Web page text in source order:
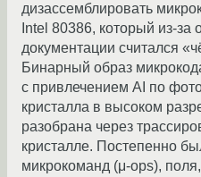
дизассемблировать
Intel 80386, который из-за
документации считался
Бинарный образ
с привлечением AI по
кристалла в высоком
разобрана через
кристалле. Постепенно
микрокоманд (μ-ops),